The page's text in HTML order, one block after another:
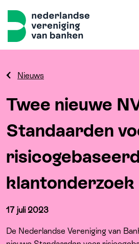
Onze koers
Meer
Over ons
Nieuws
Twee nieuwe
Standaarden
klantonderzoek
17 juli 2023
De Nederlandse Vereniging van